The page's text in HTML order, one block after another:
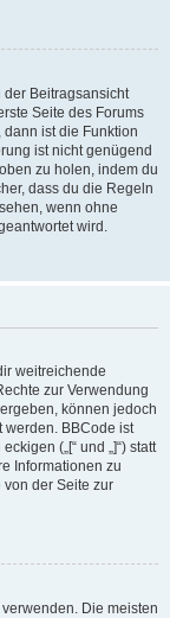
der Beitragsansicht
Seite des Forums
ist die Funktion
ist nicht genügend
zu holen, indem du
dass du die Regeln
wenn ohne
wird.
weitreichende
zur Verwendung
können jedoch
werden. BBCode ist
(„[“ und „]“) statt
Informationen zu
der Seite zur
Die meisten